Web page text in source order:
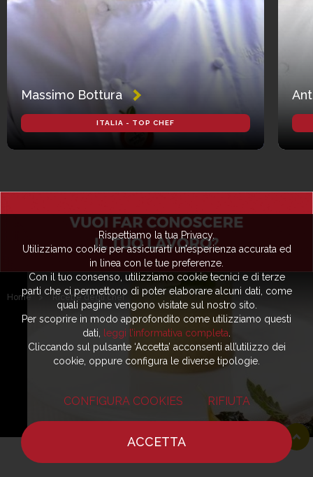
Massimo Bottura
ITALIA - TOP CHEF
Home > Ricette degli chef
Rispettiamo la tua Privacy.
Utilizziamo cookie per assicurarti un’esperienza accurata ed
in linea con le tue preferenze.
Con il tuo consenso, utilizziamo cookie tecnici e di terze
parti che ci permettono di poter elaborare alcuni dati, come
quali pagine vengono visitate sul nostro sito.
Per scoprire in modo approfondito come utilizziamo questi
dati,
leggi l’informativa completa
Cliccando sul pulsante ‘Accetta’ acconsenti all’utilizzo dei
cookie, oppure configura le diverse tipologie.
CONFIGURA COOKIES RIFIUTA
ACCETTA